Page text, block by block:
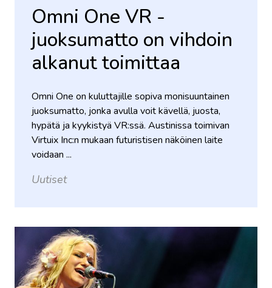
Omni One VR -
juoksumatto on vihdoin
alkanut toimittaa
Omni One on kuluttajille sopiva monisuuntainen
juoksumatto, jonka avulla voit kävellä, juosta,
hypätä ja kyykistyä VR:ssä. Austinissa toimivan
Virtuix Inc:n mukaan futuristisen näköinen laite
voidaan ...
Uutiset